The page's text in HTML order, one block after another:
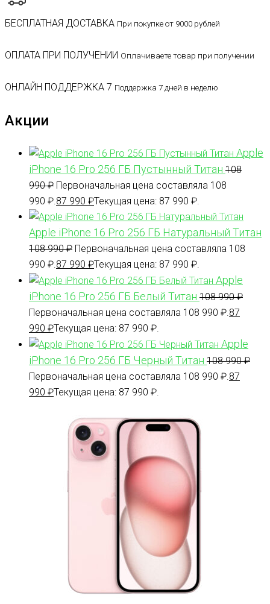
БЕСПЛАТНАЯ ДОСТАВКА При покупке от 9000 рублей
ОПЛАТА ПРИ ПОЛУЧЕНИИ Оплачиваете товар при получении
ОНЛАЙН ПОДДЕРЖКА 7 Поддержка 7 дней в неделю
Акции
Apple
iPhone 16 Pro 256 ГБ Пустынный Титан 108
990₽ Первоначальная цена составляла 108
990 ₽. 87 990 ₽Текущая цена: 87 990 ₽.
Apple iPhone 16 Pro 256 ГБ Натуральный Титан
108 990₽ Первоначальная цена составляла 108
990 ₽. 87 990 ₽Текущая цена: 87 990 ₽.
Apple
iPhone 16 Pro 256 ГБ Белый Титан 108 990₽
Первоначальная цена составляла 108 990 ₽. 87
990 ₽Текущая цена: 87 990 ₽.
Apple
iPhone 16 Pro 256 ГБ Черный Титан 108 990₽
Первоначальная цена составляла 108 990 ₽. 87
990 ₽Текущая цена: 87 990 ₽.